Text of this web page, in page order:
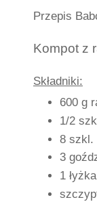
Przepis
Kompot z
Składniki:
600 g
1/2
8 szkl.
3
1